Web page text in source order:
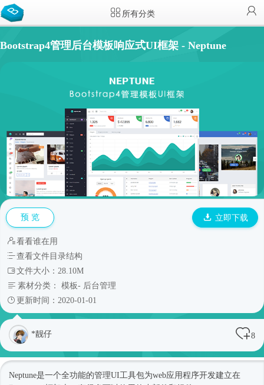
所有分类
Bootstrap4管理后台模板响应式UI框架 - Neptune
预 览 立即下载
看看谁在用
查看文件目录结构
文件大小：28.10M
素材分类： 模板- 后台管理
更新时间：2020-01-01
*靓仔 8
Neptune是一个全功能的管理UI工具包为web应用程序开发建立在